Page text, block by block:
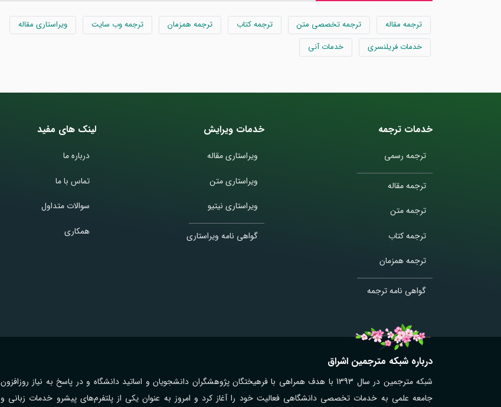
ترجمه مقاله ترجمه تخصصی متن ترجمه کتاب ترجمه همزمان ترجمه وب سایت
ویراستاری مقاله
خدمات فریلنسری
خدمات آنی
خدمات ترجمه
ترجمه رسمی
ترجمه مقاله
ترجمه متن
ترجمه کتاب
ترجمه همزمان
گواهی نامه ترجمه
خدمات ویرایش
ویراستاری مقاله
ویراستاری متن
ویراستاری نیتیو
گواهی نامه ویراستاری
لینک های مفید
درباره ما
تماس با ما
سوالات متداول
همکاری
درباره شبکه مترجمین اشراق
شبکه مترجمین در سال 1393 با هدف همراهی با فرهیختگان پژوهشگران دانشجویان و اساتید دانشگاه و در پاسخ به نیاز روزافزون
جامعه علمی به خدمات تخصصی دانشگاهی فعالیت خود را آغاز کرد و امروز به عنوان یکی از پلتفرم‌های پیشرو خدمات زبانی و